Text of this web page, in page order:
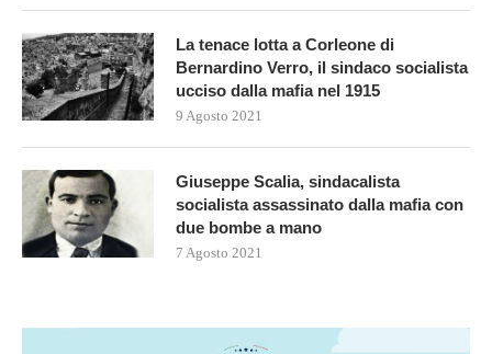
La tenace lotta a Corleone di
Bernardino Verro, il sindaco socialista
ucciso dalla mafia nel 1915
9 Agosto 2021
Giuseppe Scalia, sindacalista
socialista assassinato dalla mafia con
due bombe a mano
7 Agosto 2021